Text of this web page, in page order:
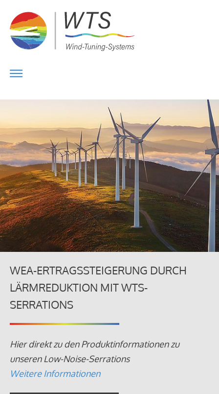
WEA-ERTRAGSSTEIGERUNG DURCH
LÄRMREDUKTION MIT WTS-
SERRATIONS
Hier direkt zu den Produktinformationen zu
unseren Low-Noise-Serrations
Weitere Informationen